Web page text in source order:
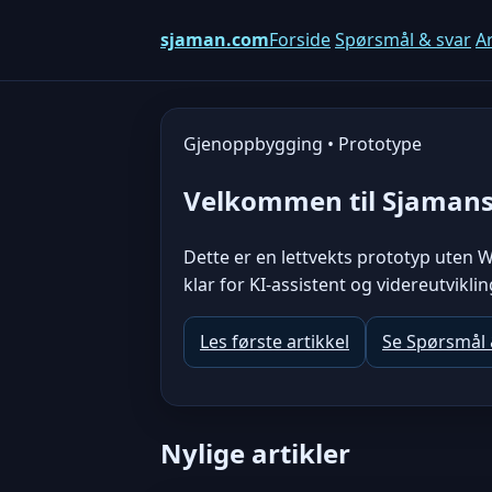
sjaman.comForsideSpørsmål & svar
Gjenoppbygging • Prototype
Velkommen til
Dette er en lettvekts prototyp uten
klar for KI-assistent og
Les første artikkel Se Spørsmål
Nylige artikler